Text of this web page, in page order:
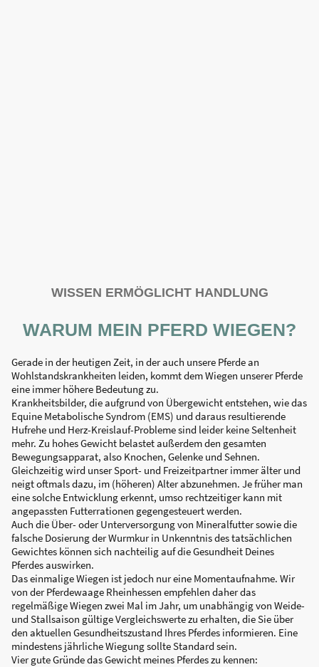
WISSEN ERMÖGLICHT HANDLUNG
WARUM MEIN PFERD WIEGEN?
Gerade in der heutigen Zeit, in der auch unsere Pferde an
Wohlstandskrankheiten leiden, kommt dem Wiegen unserer Pferde
eine immer höhere Bedeutung zu.
Krankheitsbilder, die aufgrund von Übergewicht entstehen, wie das
Equine Metabolische Syndrom (EMS) und daraus resultierende
Hufrehe und Herz-Kreislauf-Probleme sind leider keine Seltenheit
mehr. Zu hohes Gewicht belastet außerdem den gesamten
Bewegungsapparat, also Knochen, Gelenke und Sehnen.
Gleichzeitig wird unser Sport- und Freizeitpartner immer älter und
neigt oftmals dazu, im (höheren) Alter abzunehmen. Je früher man
eine solche Entwicklung erkennt, umso rechtzeitiger kann mit
angepassten Futterrationen gegengesteuert werden.
Auch die Über- oder Unterversorgung von Mineralfutter sowie die
falsche Dosierung der Wurmkur in Unkenntnis des tatsächlichen
Gewichtes können sich nachteilig auf die Gesundheit Deines
Pferdes auswirken.
Das einmalige Wiegen ist jedoch nur eine Momentaufnahme. Wir
von der Pferdewaage Rheinhessen empfehlen daher das
regelmäßige Wiegen zwei Mal im Jahr, um unabhängig von Weide-
und Stallsaison gültige Vergleichswerte zu erhalten, die Sie über
den aktuellen Gesundheitszustand Ihres Pferdes informieren. Eine
mindestens jährliche Wiegung sollte Standard sein.
Vier gute Gründe das Gewicht meines Pferdes zu kennen: